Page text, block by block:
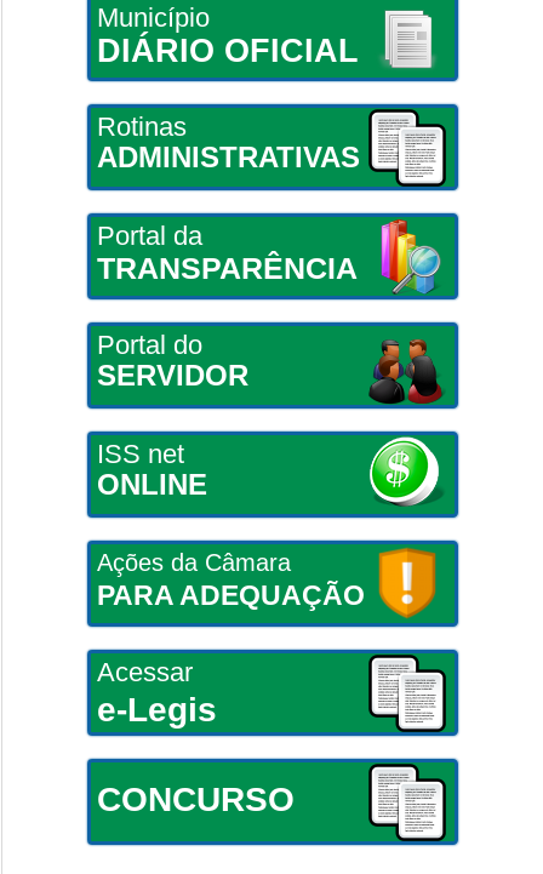
Município
DIÁRIO OFICIAL
Rotinas
ADMINISTRATIVAS
Portal da
TRANSPARÊNCIA
Portal do
SERVIDOR
ISS net
ONLINE
Ações da Câmara
PARA ADEQUAÇÃO
Acessar
e-Legis
CONCURSO